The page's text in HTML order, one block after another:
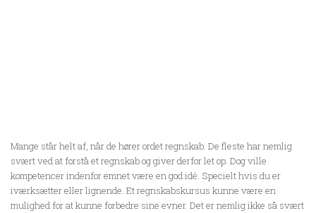
Mange står helt af, når de hører ordet regnskab. De fleste har nemlig
svært ved at forstå et regnskab og giver derfor let op. Dog ville
kompetencer indenfor emnet være en god idé. Specielt hvis du er
iværksætter eller lignende. Et regnskabskursus kunne være en
mulighed for at kunne forbedre sine evner. Det er nemlig ikke så svært